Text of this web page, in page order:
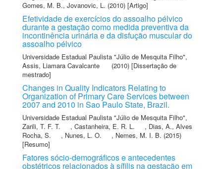
Gomes, M. B., Jovanovic, L. (2010) [Artigo]
Efetividade de exercícios do assoalho pélvico
durante a gestação como medida preventiva da
incontinência urinária e da disfução muscular do
assoalho pélvico
Universidade Estadual Paulista "Júlio de Mesquita Filho",
Assis, Liamara Cavalcante
(2010) [Dissertação de
mestrado]
Changes in Quality Indicators Relating to
Organization of Primary Care Services between
2007 and 2010 in Sao Paulo State, Brazil.
Universidade Estadual Paulista "Júlio de Mesquita Filho",
Zarili, T. F. T.
, Castanheira, E. R. L. , Dias, A., Alves
Rocha, S.
, Nunes, L. O. , Nemes, M. I. B. (2015)
[Resumo]
Fatores sócio-demográficos e antecedentes
obstétricos relacionados à sífilis na gestação em